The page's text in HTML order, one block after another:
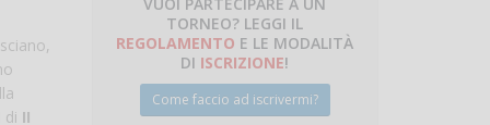
di II
TORNEO? LEGGI IL
REGOLAMENTO E LE MODALITÀ
DI ISCRIZIONE!
Come faccio ad iscrivermi?